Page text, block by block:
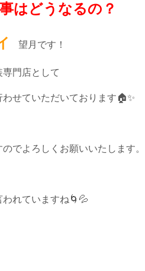
はどうなるの？
望月です！
門店として
せていただいております🏠✨
でよろしくお願いいたします。
れていますね🌀💦